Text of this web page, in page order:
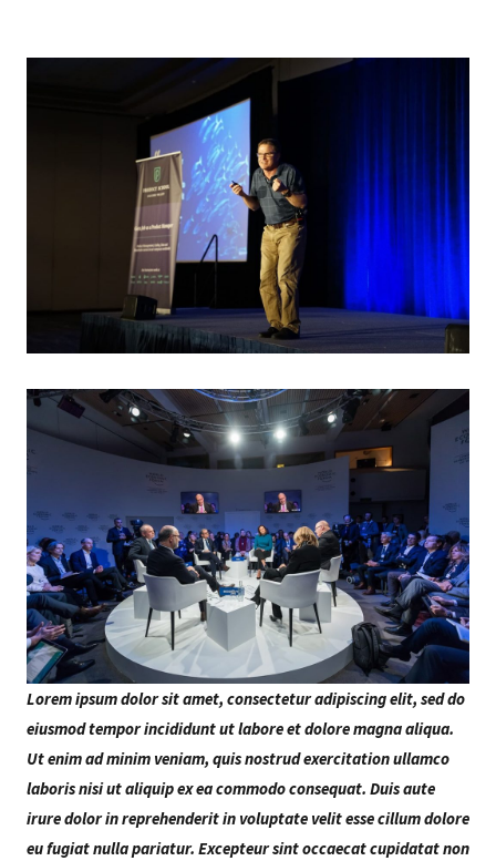
Lorem ipsum dolor sit amet, consectetur adipiscing elit, sed do
eiusmod tempor incididunt ut labore et dolore magna aliqua.
Ut enim ad minim veniam, quis nostrud exercitation ullamco
laboris nisi ut aliquip ex ea commodo consequat. Duis aute
irure dolor in reprehenderit in voluptate velit esse cillum dolore
eu fugiat nulla pariatur. Excepteur sint occaecat cupidatat non